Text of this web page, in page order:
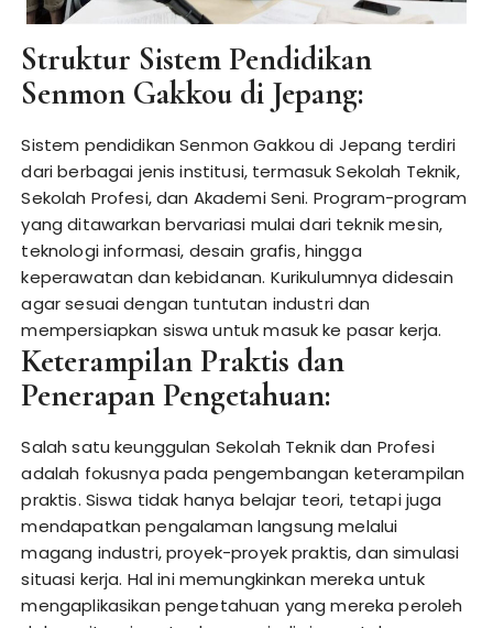
Struktur Sistem Pendidikan
Senmon Gakkou di Jepang:
Sistem pendidikan Senmon Gakkou di Jepang terdiri
dari berbagai jenis institusi, termasuk Sekolah Teknik,
Sekolah Profesi, dan Akademi Seni. Program-program
yang ditawarkan bervariasi mulai dari teknik mesin,
teknologi informasi, desain grafis, hingga
keperawatan dan kebidanan. Kurikulumnya didesain
agar sesuai dengan tuntutan industri dan
mempersiapkan siswa untuk masuk ke pasar kerja.
Keterampilan Praktis dan
Penerapan Pengetahuan:
Salah satu keunggulan Sekolah Teknik dan Profesi
adalah fokusnya pada pengembangan keterampilan
praktis. Siswa tidak hanya belajar teori, tetapi juga
mendapatkan pengalaman langsung melalui
magang industri, proyek-proyek praktis, dan simulasi
situasi kerja. Hal ini memungkinkan mereka untuk
mengaplikasikan pengetahuan yang mereka peroleh